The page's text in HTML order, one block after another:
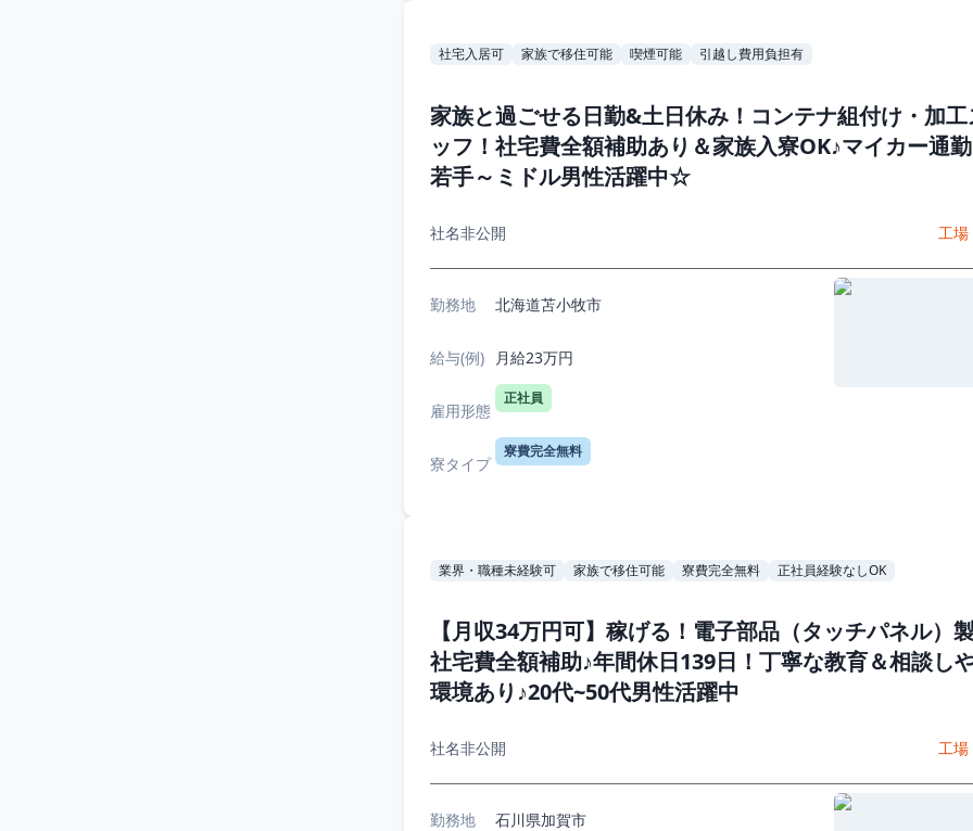
社宅入居可 家族で移住可能 喫煙可能 引越し費用負担有
家族と過ごせる日勤&土日休み！コンテナ組付け・加
ッフ！社宅費全額補助あり＆家族入寮OK♪マイカー通
若手～ミドル男性活躍中☆
社名非公開 工
勤務地 北海道苫小牧市
給与(例) 月給23万円
雇用形態
正社員
寮タイプ
寮費完全無料
業界・職種未経験可 家族で移住可能 寮費完全無料 正社員経験なしOK
【月収34万円可】稼げる！電子部品（タッチパネル）
社宅費全額補助♪年間休日139日！丁寧な教育＆相談し
環境あり♪20代~50代男性活躍中
社名非公開 工
勤務地 石川県加賀市